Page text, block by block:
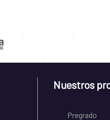
Nuestros
Pregrado